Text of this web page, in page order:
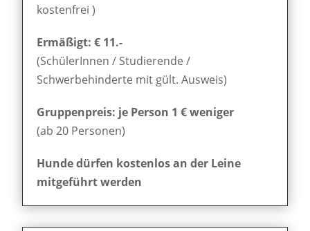
kostenfrei )
Ermäßigt: € 11.-
(SchülerInnen / Studierende /
Schwerbehinderte mit gült. Ausweis)
Gruppenpreis: je Person 1 € weniger
(ab 20 Personen)
Hunde dürfen kostenlos an der Leine
mitgeführt werden